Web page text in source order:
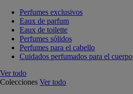
Perfumes exclusivos
Eaux de parfum
Eaux de toilette
Perfumes sólidos
Perfumes para el cabello
Cuidados perfumados para el cuerpo
Ver todo
Colecciones Ver todo